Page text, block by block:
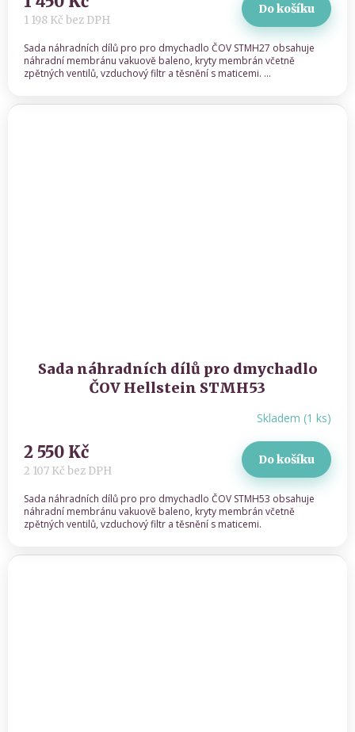
1 198 Kč bez DPH
Do košíku
Sada náhradních dílů pro pro dmychadlo ČOV STMH27 obsahuje
náhradní membránu vakuově baleno, kryty membrán včetně
zpětných ventilů, vzduchový filtr a těsnění s maticemi. ...
Sada náhradních dílů pro dmychadlo
ČOV Hellstein STMH53
Skladem (1 ks)
2 107 Kč bez DPH
2 550 Kč Do košíku
Sada náhradních dílů pro pro dmychadlo ČOV STMH53 obsahuje
náhradní membránu vakuově baleno, kryty membrán včetně
zpětných ventilů, vzduchový filtr a těsnění s maticemi.